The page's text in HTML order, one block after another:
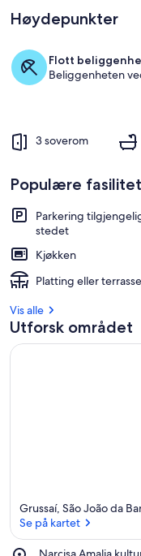
Høydepunkter
Flott
Beliggenheten
3 soverom
Populære
Parkering
stedet
Kjøkken
Platting eller terrasse
Vis alle
Utforsk området
Grussaí, São João da
Se på kartet
Place,